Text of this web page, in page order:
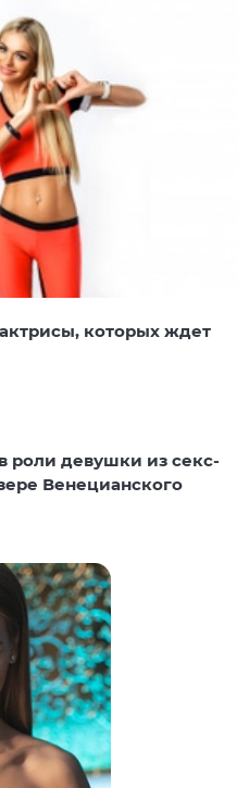
которых ждет
роли девушки из секс-
Венецианского